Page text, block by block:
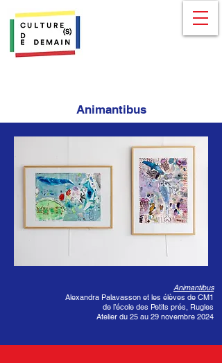
Animantibus
Animantibus
Alexandra Palavasson et les élèves de CM1
de l’école des Petits prés, Rugles
Atelier du 25 au 29 novembre 2024